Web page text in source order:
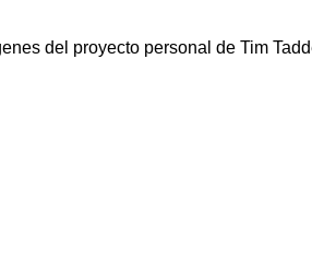
del proyecto personal de Tim